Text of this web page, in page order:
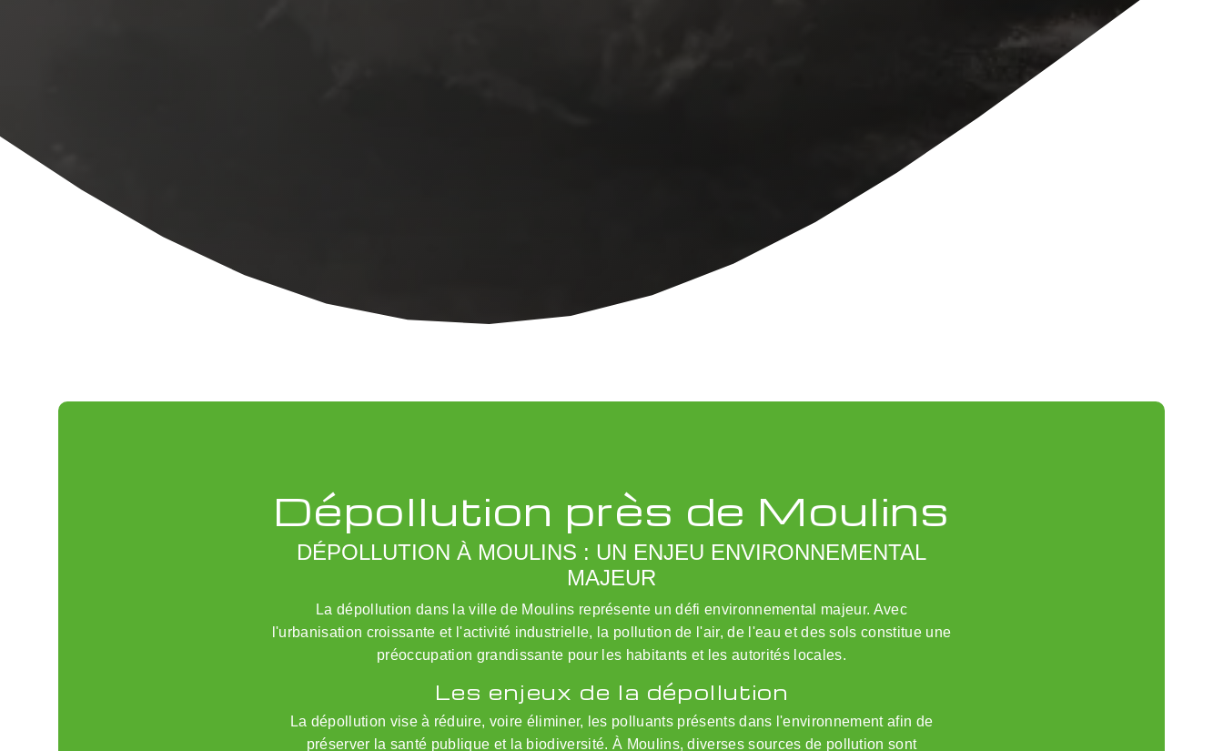
Dépollution près de Moulins
DÉPOLLUTION À MOULINS : UN ENJEU ENVIRONNEMENTAL
MAJEUR
La dépollution dans la ville de Moulins représente un défi environnemental majeur. Avec
l'urbanisation croissante et l'activité industrielle, la pollution de l'air, de l'eau et des sols constitue une
préoccupation grandissante pour les habitants et les autorités locales.
Les enjeux de la dépollution
La dépollution vise à réduire, voire éliminer, les polluants présents dans l'environnement afin de
préserver la santé publique et la biodiversité. À Moulins, diverses sources de pollution sont